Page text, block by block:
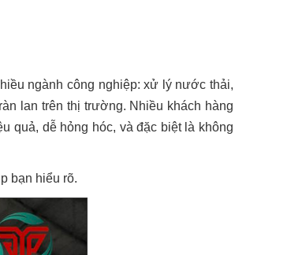
ngành công nghiệp: xử lý nước thải,
lan trên thị trường. Nhiều khách hàng
quả, dễ hỏng hóc, và đặc biệt là không
bạn hiểu rõ.